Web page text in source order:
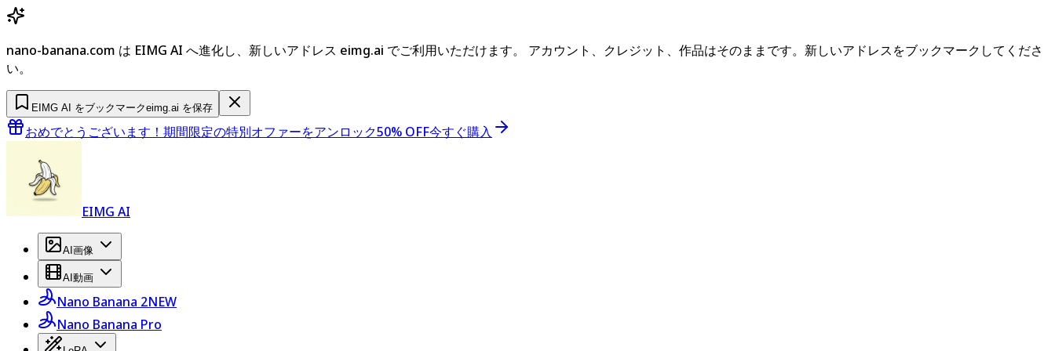
nano-banana.com は EIMG AI へ進化し、新しいアドレス eimg.ai でご利用いただけます。
アカウント、クレジット、作品はそのままです。新しいアドレスをブックマークしてくださ
い。
EIMG AI をブックマークeimg.ai を保存
おめでとうございます！期間限定の特別オファーをアンロック50% OFF今すぐ購入
EIMG AI
AI画像
AI動画
Nano Banana 2NEW
Nano Banana Pro